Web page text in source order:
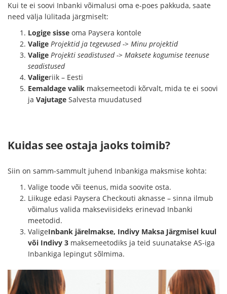
Kui te ei soovi Inbanki võimalusi oma e-poes pakkuda, saate
need välja lülitada järgmiselt:
Logige sisse oma Paysera kontole
Valige Projektid ja tegevused -> Minu projektid
Valige Projekti seadistused -> Maksete kogumise teenuse
seadistused
Valigeriik – Eesti
Eemaldage valik maksemeetodi kõrvalt, mida te ei soovi
ja Vajutage Salvesta muudatused
Kuidas see ostaja jaoks toimib?
Siin on samm-sammult juhend Inbankiga maksmise kohta:
Valige toode või teenus, mida soovite osta.
Liikuge edasi Paysera Checkouti aknasse – sinna ilmub
võimalus valida makseviisideks erinevad Inbanki
meetodid.
ValigeInbank järelmakse, Indivy Maksa Järgmisel kuul
või Indivy 3 maksemeetodiks ja teid suunatakse AS-iga
Inbankiga lepingut sõlmima.